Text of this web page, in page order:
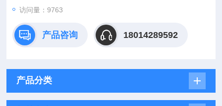
4）如果细胞长满（90%以上）请及时进行细胞传代。
染，请及时与我们取得联系。
访问量：9763
产品咨询 18014289592
产品分类